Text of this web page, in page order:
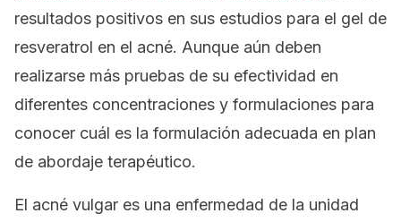
resultados positivos en sus estudios para el gel de
resveratrol en el acné. Aunque aún deben
realizarse más pruebas de su efectividad en
diferentes concentraciones y formulaciones para
conocer cuál es la formulación adecuada en plan
de abordaje terapéutico.
El acné vulgar es una enfermedad de la unidad